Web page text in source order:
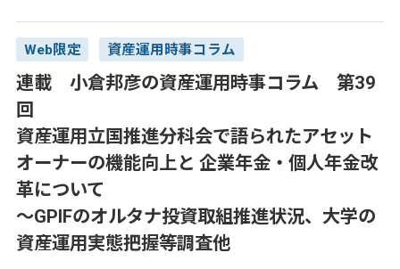
Web限定 資産運用時事コラム
連載 小倉邦彦の資産運用時事コラム 第39
回
資産運用立国推進分科会で語られたアセット
オーナーの機能向上と 企業年金・個人年金改
革について
～GPIFのオルタナ投資取組推進状況、大学の
資産運用実態把握等調査他